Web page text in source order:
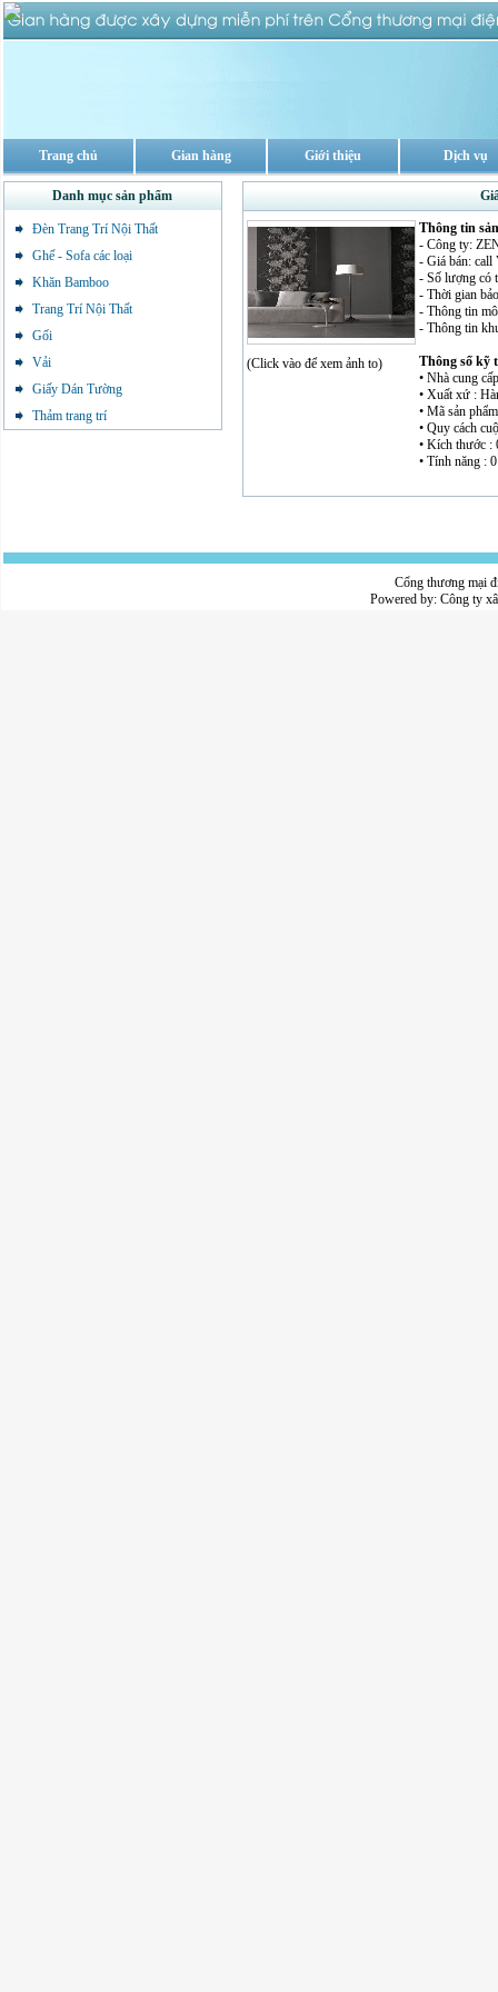
Trang chủ Gian hàng Giới thiệu Dịch vụ
Danh mục sản phẩm
Đèn Trang Trí Nội Thất
Ghế - Sofa các loại
Khăn Bamboo
Trang Trí Nội Thất
Gối
Vải
Giấy Dán Tường
Thảm trang trí
(Click vào để xem ảnh to)
Thông tin
- Công ty:
- Giá bán:
- Số lượng có
- Thời gian
- Thông tin
- Thông tin
Thông số kỹ
• Nhà cung
• Xuất xứ :
• Mã sản
• Quy cách
• Kích thước :
• Tính năng : 0
Cổng thương mại
Powered by: Công ty